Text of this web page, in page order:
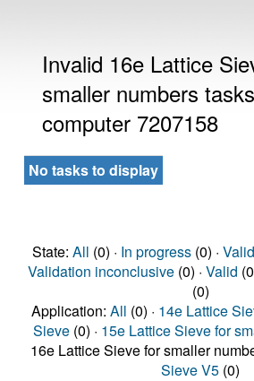
Invalid 16e Lattice
smaller numbers
computer 7207158
No tasks to display
State: All (0) · In progress(0) ·
Validation inconclusive(0) · Valid
(0)
Application: All (0) · 14e Lattice
Sieve (0) · 15e Lattice Sieve for
16e Lattice Sieve for smaller
Sieve V5 (0)